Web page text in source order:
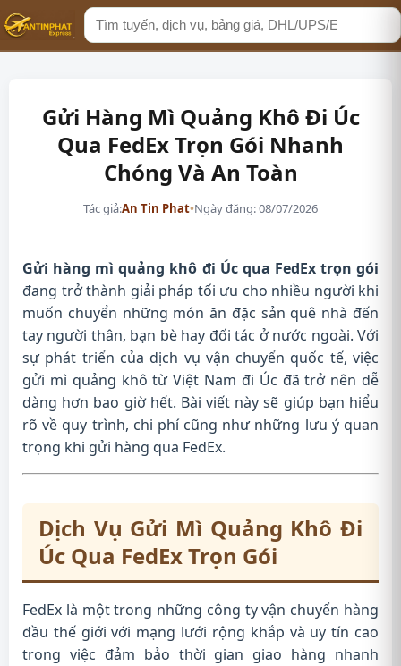
Tìm
kiếm
Gửi Hàng Mì Quảng Khô Đi Úc
Qua FedEx Trọn Gói Nhanh
Chóng Và An Toàn
Tác giả:An Tin Phat•Ngày đăng: 08/07/2026
Gửi hàng mì quảng khô đi Úc qua FedEx trọn gói
đang trở thành giải pháp tối ưu cho nhiều người khi
muốn chuyển những món ăn đặc sản quê nhà đến
tay người thân, bạn bè hay đối tác ở nước ngoài. Với
sự phát triển của dịch vụ vận chuyển quốc tế, việc
gửi mì quảng khô từ Việt Nam đi Úc đã trở nên dễ
dàng hơn bao giờ hết. Bài viết này sẽ giúp bạn hiểu
rõ về quy trình, chi phí cũng như những lưu ý quan
trọng khi gửi hàng qua FedEx.
Dịch Vụ Gửi Mì Quảng Khô Đi
Úc Qua FedEx Trọn Gói
FedEx là một trong những công ty vận chuyển hàng
đầu thế giới với mạng lưới rộng khắp và uy tín cao
trong việc đảm bảo thời gian giao hàng nhanh